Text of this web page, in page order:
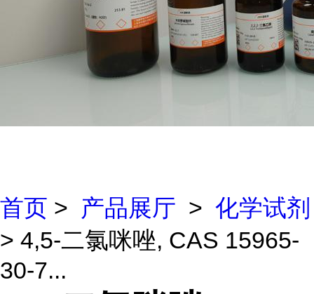
首页 > 产品展厅 > 化学试剂
> 4,5-二氯咪唑, CAS 15965-
30-7...